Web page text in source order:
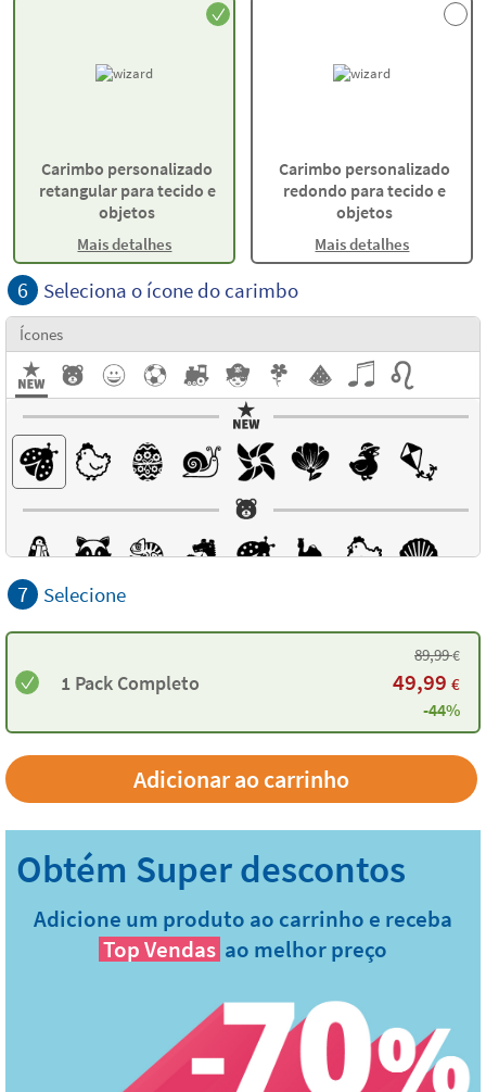
Carimbo personalizado
retangular para tecido e
objetos
Mais detalhes
Carimbo personalizado
redondo para tecido e
objetos
Mais detalhes
6 Seleciona o ícone do carimbo
Ícones
7 Selecione
1 Pack Completo
89,99€
49,99 €
-44%
Adicionar ao carrinho
Adicione um produto ao carrinho e receba
Top Vendas ao melhor preço